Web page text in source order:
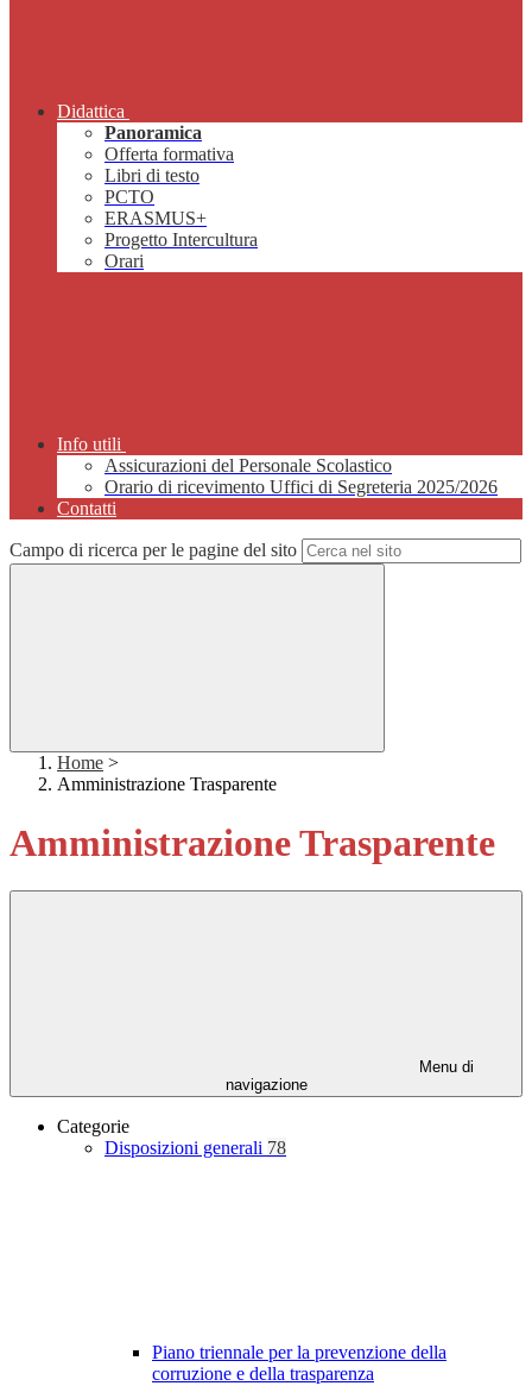
Didattica
Panoramica
Offerta formativa
Libri di testo
PCTO
ERASMUS+
Progetto Intercultura
Orari
Info utili
Assicurazioni del Personale Scolastico
Orario di ricevimento Uffici di Segreteria 2025/2026
Contatti
Campo di ricerca per le pagine del sito
Home >
Amministrazione Trasparente
Amministrazione Trasparente
Menu di
navigazione
Categorie
Disposizioni generali 78
Piano triennale per la prevenzione della
corruzione e della trasparenza